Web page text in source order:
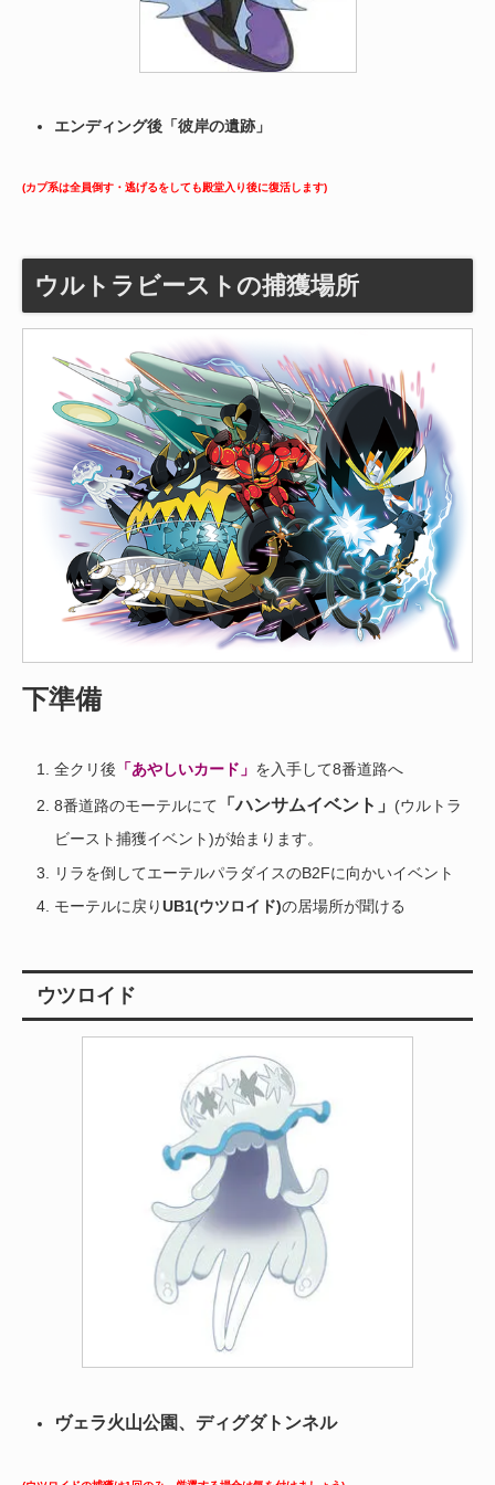
エンディング後「彼岸の遺跡」
(カプ系は全員倒す・逃げるをしても殿堂入り後に復活します)
ウルトラビーストの捕獲場所
下準備
全クリ後 「あやしいカード」 を入手して8番道路へ
8番道路のモーテルにて 「ハンサムイベント」
(ウルトラ
ビースト捕獲イベント)が始まります。
リラを倒してエーテルパラダイスのB2Fに向かいイベント
モーテルに戻りUB1(ウツロイド)の居場所が聞ける
ウツロイド
ヴェラ火山公園、ディグダトンネル